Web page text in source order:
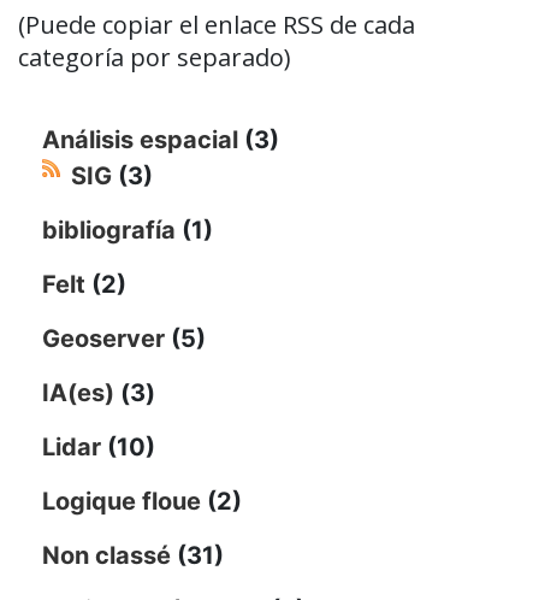
(Puede copiar el enlace RSS de cada
categoría por separado)
Análisis espacial (3)
SIG (3)
bibliografía (1)
Felt (2)
Geoserver (5)
IA(es) (3)
Lidar (10)
Logique floue (2)
Non classé (31)